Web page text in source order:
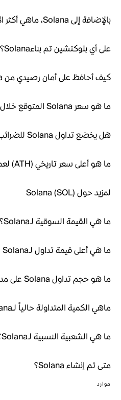
بالإضافة إلى Solana، ماهي أكثر الأصول الرقمية الشائعة؟
على أي بلوكتشين تم بناءSolana؟
كيف أحافظ على أمان رصيدي من Solana؟
ما هو سعر Solana المتوقع خلال السنوات الخمس القادمة؟
هل يخضع تداول Solana للضرائب؟
ما هو أعلى سعر تاريخي (ATH) لعملة Solana؟
لمزيد حول Solana (SOL)
ما هي القيمة السوقية لـSolana؟
ما هي أعلى قيمة تداول لـSolana على الإطلاق؟
ما هو حجم تداول Solana على مدار الـ24 ساعة الماضية؟
ماهي الكمية المتداولة حالياً لـSolana؟
ما هي الشعبية النسبية لـSolana؟
متى تم إنشاء Solana؟
موارد